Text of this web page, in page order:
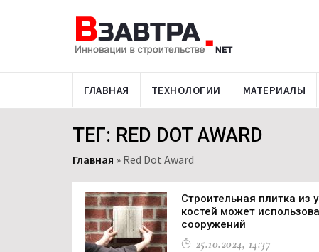
ГЛАВНАЯ ТЕХНОЛОГИИ МАТЕРИАЛЫ
ТЕГ: RED DOT AWARD
Главная » Red Dot Award
Строительная плитка из
костей может
сооружений
25.10.2024, 14:37